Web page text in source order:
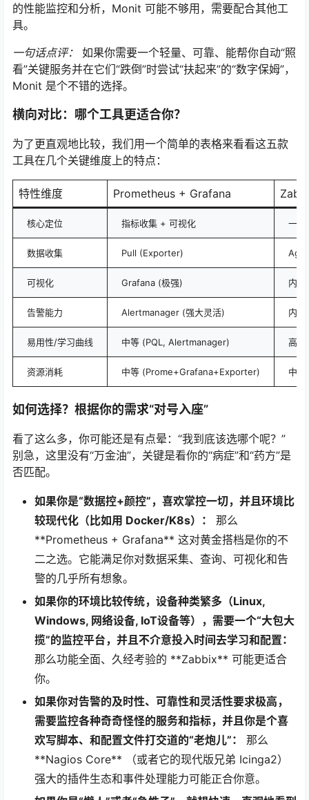
的性能监控和分析，Monit 可能不够用，需要配合其他工
具。
一句话点评：
如果你需要一个轻量、可靠、能帮你自动“照
看”关键服务并在它们“跌倒”时尝试“扶起来”的“数字保姆”，
Monit 是个不错的选择。
横向对比：哪个工具更适合你？
为了更直观地比较，我们用一个简单的表格来看看这五款
工具在几个关键维度上的特点：
特性维度 Prometheus + Grafana
核心定位 指标收集 + 可视化 一体
数据收集 Pull (Exporter)
可视化 Grafana (极强) 内
告警能力 Alertmanager (强大灵活) 内
易用性/学习曲线 中等 (PQL, Alertmanager) 高 (
资源消耗 中等 (Prome+Grafana+Exporter) 中高
如何选择？根据你的需求“对号入座”
看了这么多，你可能还是有点晕：“我到底该选哪个呢？”
别急，这里没有“万金油”，关键是看你的“病症”和“药方”是
否匹配。
如果你是“数据控+颜控”，喜欢掌控一切，并且环境比
较现代化（比如用 Docker/K8s）：
那么
**Prometheus + Grafana** 这对黄金搭档是你的不
二之选。它能满足你对数据采集、查询、可视化和告
警的几乎所有想象。
如果你的环境比较传统，设备种类繁多（Linux,
Windows, 网络设备, IoT设备等），需要一个“大包大
揽”的监控平台，并且不介意投入时间去学习和配置：
那么功能全面、久经考验的 **Zabbix** 可能更适合
你。
如果你对告警的及时性、可靠性和灵活性要求极高，
需要监控各种奇奇怪怪的服务和指标，并且你是个喜
欢写脚本、和配置文件打交道的“老炮儿”：
那么
**Nagios Core** （或者它的现代版兄弟 Icinga2）
强大的插件生态和事件处理能力可能正合你意。